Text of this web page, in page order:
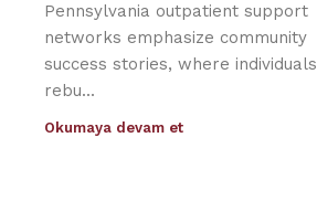
Pennsylvania outpatient support
networks emphasize community
success stories, where individuals
rebu...
Okumaya devam et